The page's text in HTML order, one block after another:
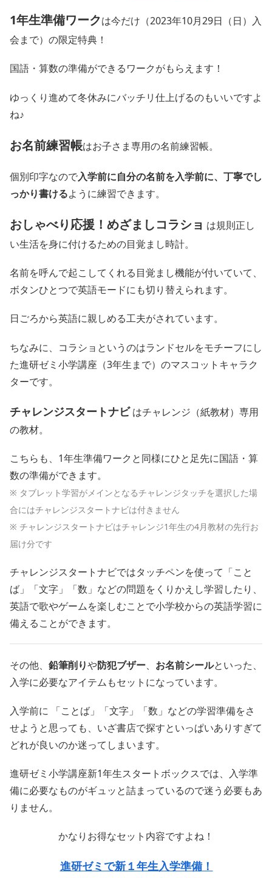
1年生準備ワークは今だけ（2023年10月29日（日）入
会まで）の限定特典！
国語・算数の準備ができるワークがもらえます！
ゆっくり進めて冬休みにバッチリ仕上げるのもいいですよ
ね♪
お名前練習帳はお子さま専用の名前練習帳。
個別印字なので入学前に自分の名前を入学前に、丁寧でし
っかり書けるように練習できます。
おしゃべり応援！めざましコラショ は規則正し
い生活を身に付けるための目覚まし時計。
名前を呼んで起こしてくれる目覚まし機能が付いていて、
ボタンひとつで英語モードにも切り替えられます。
日ごろから英語に親しめる工夫がされています。
ちなみに、コラショというのはランドセルをモチーフにし
た進研ゼミ小学講座（3年生まで）のマスコットキャラク
ターです。
チャレンジスタートナビはチャレンジ（紙教材）専用
の教材。
こちらも、1年生準備ワークと同様にひと足先に国語・算
数の準備ができます。
※ タブレット学習がメインとなるチャレンジタッチを選択した場
合にはチャレンジスタートナビは付きません
※ チャレンジスタートナビはチャレンジ1年生の4月教材の先行お
届け分です
チャレンジスタートナビではタッチペンを使って「こと
ば」「文字」「数」などの問題をくりかえし学習したり、
英語で歌やゲームを楽しむことで小学校からの英語学習に
備えることができます。
その他、 鉛筆削りや防犯ブザー、 お名前シールといった、
入学に必要なアイテムもセットになっています。
入学前に 「ことば」「文字」「数」などの学習準備をさ
せようと思っても、いざ書店で探すといっぱいありすぎて
どれが良いのか迷ってしまいます。
進研ゼミ小学講座新1年生スタートボックスでは、入学準
備に必要なものがギュッと詰まっているので迷う必要もあ
りません。
かなりお得なセット内容ですよね！
進研ゼミで新１年生入学準備！